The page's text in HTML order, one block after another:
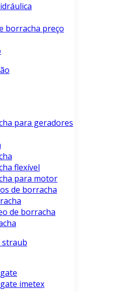
borracha preço
para geradores
flexível
para motor
de borracha
de borracha
straub
imetex